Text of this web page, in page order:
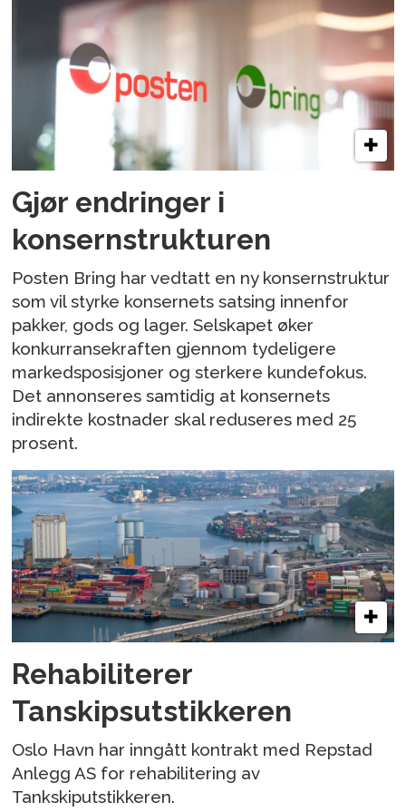
Gjør endringer i
konsernstrukturen
Posten Bring har vedtatt en ny konsernstruktur
som vil styrke konsernets satsing innenfor
pakker, gods og lager. Selskapet øker
konkurransekraften gjennom tydeligere
markedsposisjoner og sterkere kundefokus.
Det annonseres samtidig at konsernets
indirekte kostnader skal reduseres med 25
prosent.
Rehabiliterer
Tanskipsutstikkeren
Oslo Havn har inngått kontrakt med Repstad
Anlegg AS for rehabilitering av
Tankskiputstikkeren.